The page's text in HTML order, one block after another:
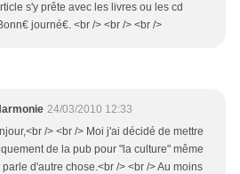
s'y prête avec les livres ou les cd
journé€. <br /> <br /> <br />
24/03/2010 12:33
/> <br /> Moi j'ai décidé de mettre
de la pub pour "la culture" même
d'autre chose.<br /> <br /> Au moins